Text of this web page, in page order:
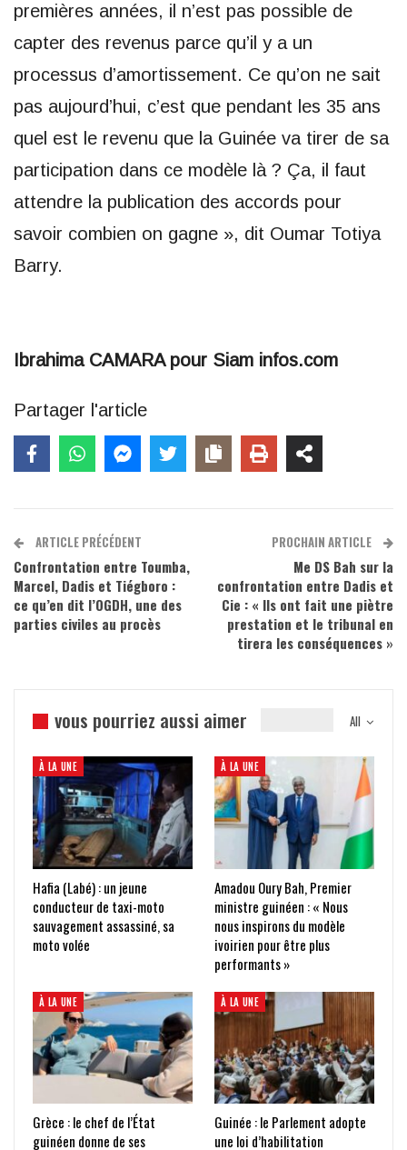
premières années, il n’est pas possible de
capter des revenus parce qu’il y a un
processus d’amortissement. Ce qu’on ne sait
pas aujourd’hui, c’est que pendant les 35 ans
quel est le revenu que la Guinée va tirer de sa
participation dans ce modèle là ? Ça, il faut
attendre la publication des accords pour
savoir combien on gagne », dit Oumar Totiya
Barry.
Ibrahima CAMARA pour Siam infos.com
Partager l'article
ARTICLE PRÉCÉDENT
Confrontation entre Toumba,
Marcel, Dadis et Tiégboro :
ce qu’en dit l’OGDH, une des
parties civiles au procès
PROCHAIN ARTICLE
Me DS Bah sur la
confrontation entre Dadis et
Cie : « Ils ont fait une piètre
prestation et le tribunal en
tirera les conséquences »
All
vous pourriez aussi aimer
À LA UNE
Hafia (Labé) : un jeune
conducteur de taxi-moto
sauvagement assassiné, sa
moto volée
À LA UNE
Amadou Oury Bah, Premier
ministre guinéen : « Nous
nous inspirons du modèle
ivoirien pour être plus
performants »
À LA UNE
Grèce : le chef de l’État
guinéen donne de ses
À LA UNE
Guinée : le Parlement adopte
une loi d’habilitation